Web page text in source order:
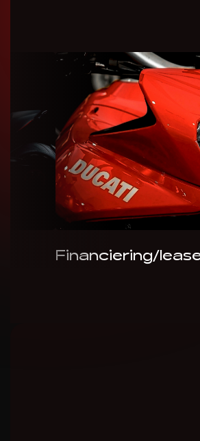
Financiering/